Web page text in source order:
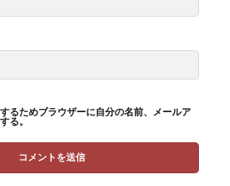
るためブラウザーに自分の名前、メールア
る。